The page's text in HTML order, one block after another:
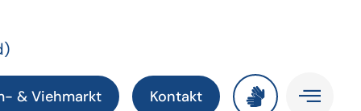
& Viehmarkt Kontakt